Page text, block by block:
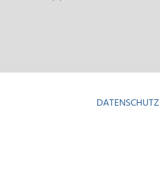
DATENSCHUTZ